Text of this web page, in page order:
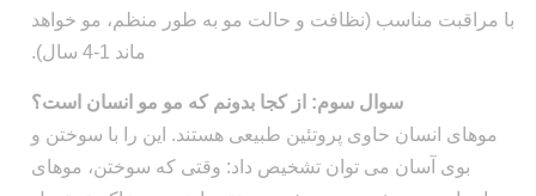
با مراقبت مناسب (نظافت و حالت مو به طور منظم، مو خواهد
ماند 1-4 سال).
سوال سوم: از کجا بدونم که مو مو انسان است؟
موهای انسان حاوی پروتئین طبیعی هستند. این را با سوختن و
بوی آسان می توان تشخیص داد: وقتی که سوختن، موهای